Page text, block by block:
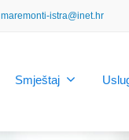
maremonti-istra@inet.hr
Smještaj